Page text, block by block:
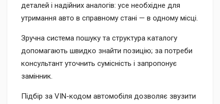
деталей і надійних аналогів: усе необхідне для
утримання авто в справному стані — в одному місці.
Зручна система пошуку та структура каталогу
допомагають швидко знайти позицію; за потреби
консультант уточнить сумісність і запропонує
замінник.
Підбір за VIN-кодом автомобіля дозволяє звузити